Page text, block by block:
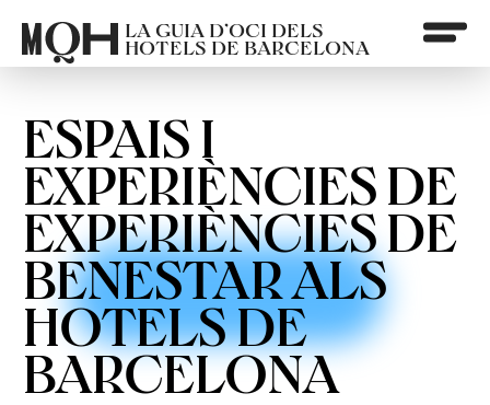
LA GUIA D’OCI DELS
HOTELS DE BARCELONA
ESPAIS I
EXPERIÈNCIES DE
EXPERIÈNCIES DE
BENESTAR ALS
HOTELS DE
BARCELONA